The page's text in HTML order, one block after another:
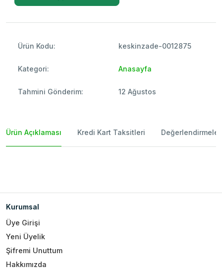
Ürün Kodu: keskinzade-0012875
Kategori: Anasayfa
Tahmini Gönderim: 12 Ağustos
Ürün Açıklaması Kredi Kart Taksitleri Değerlendirmeler
Kurumsal
Üye Girişi
Yeni Üyelik
Şifremi Unuttum
Hakkımızda